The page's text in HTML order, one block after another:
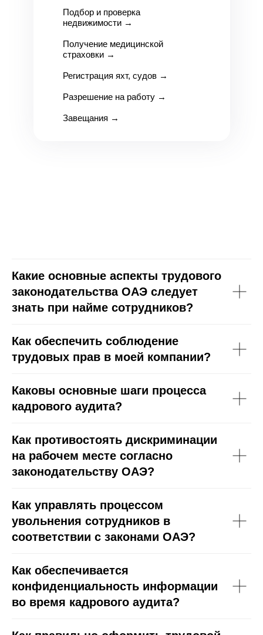
Подбор и проверка
недвижимости→
Получение медицинской
страховки→
Регистрация яхт, судов→
Разрешение на работу→
Завещания →
Какие основные аспекты трудового
законодательства ОАЭ следует
знать при найме сотрудников?
Как обеспечить соблюдение
трудовых прав в моей компании?
Каковы основные шаги процесса
кадрового аудита?
Как противостоять дискриминации
на рабочем месте согласно
законодательству ОАЭ?
Как управлять процессом
увольнения сотрудников в
соответствии с законами ОАЭ?
Как обеспечивается
конфиденциальность информации
во время кадрового аудита?